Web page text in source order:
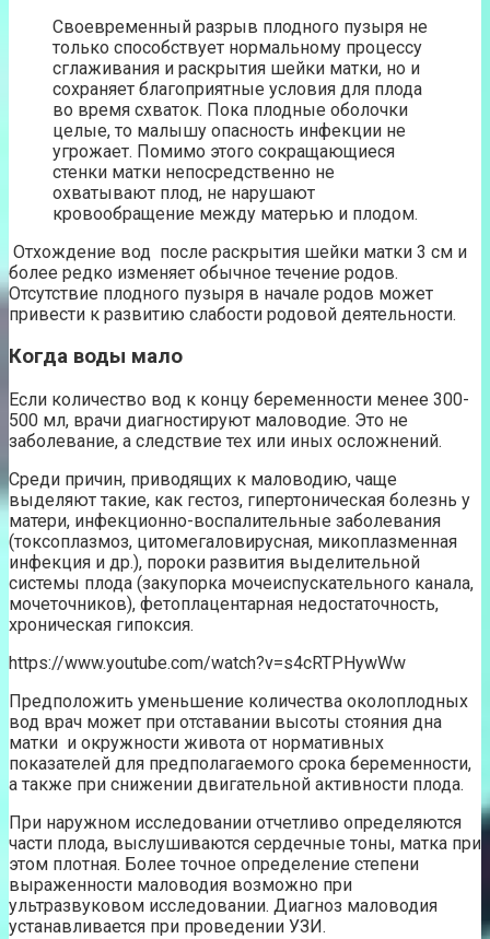
Своевременный разрыв плодного пузыря не
только способствует нормальному процессу
сглаживания и раскрытия шейки матки, но и
сохраняет благоприятные условия для плода
во время схваток. Пока плодные оболочки
целые, то малышу опасность инфекции не
угрожает. Помимо этого сокращающиеся
стенки матки непосредственно не
охватывают плод, не нарушают
кровообращение между матерью и плодом.
Отхождение вод после раскрытия шейки матки 3 см и
более редко изменяет обычное течение родов.
Отсутствие плодного пузыря в начале родов может
привести к развитию слабости родовой деятельности.
Когда воды мало
Если количество вод к концу беременности менее 300-
500 мл, врачи диагностируют маловодие. Это не
заболевание, а следствие тех или иных осложнений.
Среди причин, приводящих к маловодию, чаще
выделяют такие, как гестоз, гипертоническая болезнь у
матери, инфекционно-воспалительные заболевания
(токсоплазмоз, цитомегаловирусная, микоплазменная
инфекция и др.), пороки развития выделительной
системы плода (закупорка мочеиспускательного канала,
мочеточников), фетоплацентарная недостаточность,
хроническая гипоксия.
https://www.youtube.com/watch?v=s4cRTPHywWw
Предположить уменьшение количества околоплодных
вод врач может при отставании высоты стояния дна
матки и окружности живота от нормативных
показателей для предполагаемого срока беременности,
а также при снижении двигательной активности плода.
При наружном исследовании отчетливо определяются
части плода, выслушиваются сердечные тоны, матка при
этом плотная. Более точное определение степени
выраженности маловодия возможно при
ультразвуковом исследовании. Диагноз маловодия
устанавливается при проведении УЗИ.